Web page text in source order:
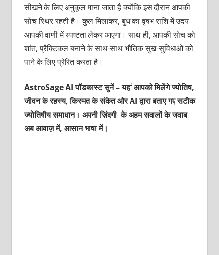
सीखने के लिए अनुकूल माना जाता है क्योंकि इस दौरान आपकी
सोच स्थिर रहती है। कुल मिलाकर, बुध का वृषभ राशि में उदय
आपकी वाणी में स्पष्टता लेकर आएगा। साथ ही, आपकी सोच को
शांत, प्रैक्टिकल बनाने के साथ-साथ भौतिक सुख-सुविधाओं को
पाने के लिए प्रेरित करता है।
AstroSage AI पॉडकास्ट सुनें – यहां आपको मिलेंगे ज्योतिष,
जीवन के रहस्य, किस्मत के संकेत और AI द्वारा बताए गए सटीक
ज्योतिषीय समाधान। अपनी ज़िंदगी के अहम सवालों के जवाब
अब आवाज़ में, आसान भाषा में।